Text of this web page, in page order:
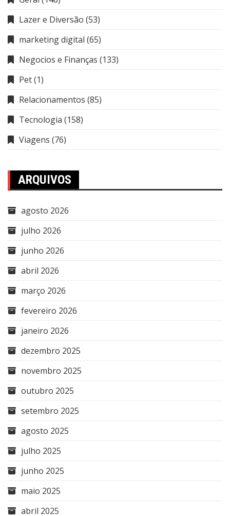
Lazer e Diversão (53)
marketing digital (65)
Negocios e Finanças (133)
Pet(1)
Relacionamentos (85)
Tecnologia (158)
Viagens (76)
ARQUIVOS
agosto 2026
julho 2026
junho 2026
abril 2026
março 2026
fevereiro 2026
janeiro 2026
dezembro 2025
novembro 2025
outubro 2025
setembro 2025
agosto 2025
julho 2025
junho 2025
maio 2025
abril 2025